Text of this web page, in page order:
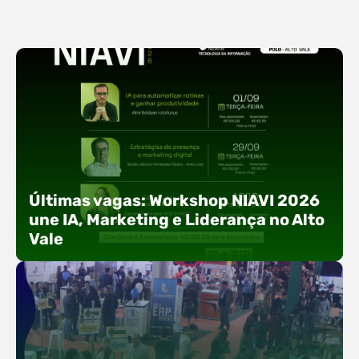
Últimas vagas: Workshop NIAVI 2026
une IA, Marketing e Liderança no Alto
Vale